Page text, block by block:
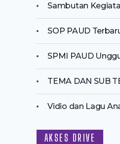
Sambutan
SOP PAUD
SPMI PAUD
TEMA DAN SUB
Vidio dan Lagu
AKSES DRIVE